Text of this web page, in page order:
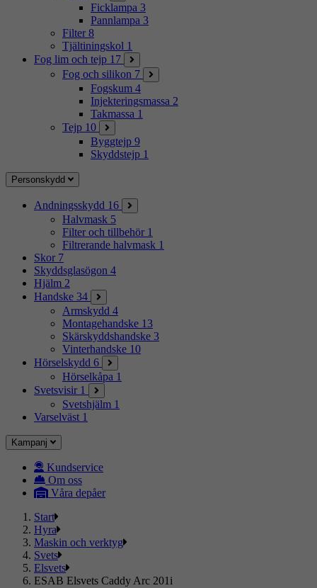
Ficklampa 3
Pannlampa 3
Filter 8
Tjältiningskol 1
Fog lim och tejp 17
Fog och silikon 7
Fogskum 4
Injekteringsmassa 2
Takmassa 1
Tejp 10
Byggtejp 9
Skyddstejp 1
Personskydd
Andningsskydd 16
Halvmask 5
Filter och tillbehör 1
Filtrerande halvmask 1
Skor 7
Skyddsglasögon 4
Hjälm 2
Handske 34
Armskydd 4
Montagehandske 13
Skärskyddshandske 3
Vinterhandske 10
Hörselskydd 6
Hörselkåpa 1
Svetsvisir 1
Svetshjälm 1
Varselväst 1
Kampanj
Kundservice
Om oss
Våra depåer
Start
Hyra
Maskin och verktyg
Svets
Elsvets
ESAB Elsvets Caddy Arc 201i